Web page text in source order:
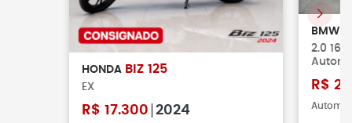
HONDA BIZ 125
EX
R$ 17.300 2024
BMW
2.0
R$